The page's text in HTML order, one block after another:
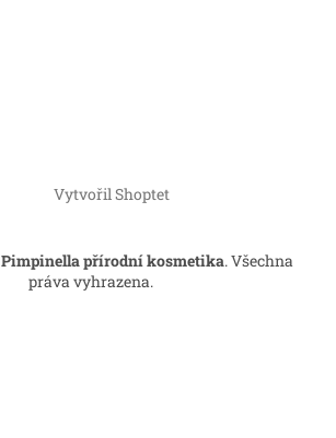
Vytvořil Shoptet
Pimpinella přírodní kosmetika. Všechna
práva vyhrazena.